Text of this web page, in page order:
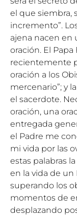
el que siembra,
incremento”.
ajena nacen en
oración. El
recientemente
oración a los
mercenario”; y
el sacerdote.
oración, una
entregada
el Padre me
mi vida por las
estas palabras
en la vida de un
superando los
momentos de
desplazando